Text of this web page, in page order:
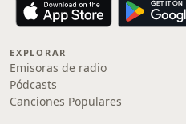
EXPLORAR
Emisoras de radio
Pódcasts
Canciones Populares